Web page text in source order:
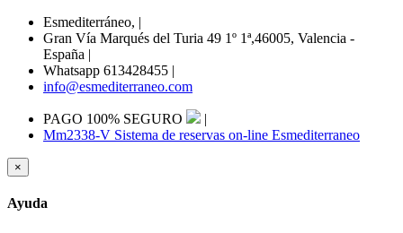
Esmediterráneo, |
Gran Vía Marqués del Turia 49 1º 1ª,46005, Valencia -
España |
Whatsapp 613428455 |
info@esmediterraneo.com
PAGO 100% SEGURO
|
Mm2338-V Sistema de reservas on-line Esmediterraneo
×
Ayuda